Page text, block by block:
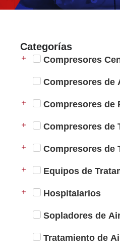
Categorías
Compresores
Compresores de
Compresores de
Compresores de
Compresores de
Equipos de
Hospitalarios
Sopladores de
Tratamiento de